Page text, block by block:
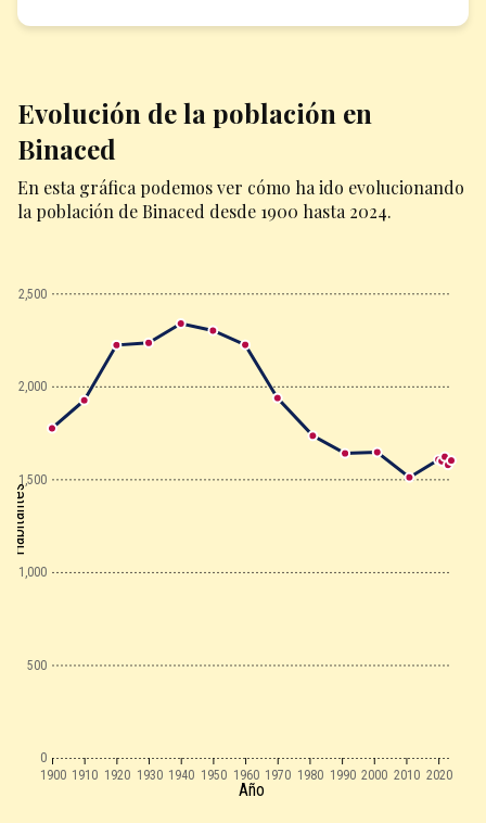
Evolución de la población en
Binaced
En esta gráfica podemos ver cómo ha ido evolucionando
la población de Binaced desde 1900 hasta 2024.
1900 1910 1920 1930 1940 1950 1960 1970 1980 1990 2000 2010 2020
0
500
1,000
1,500
2,000
2,500
Año
Habitantes